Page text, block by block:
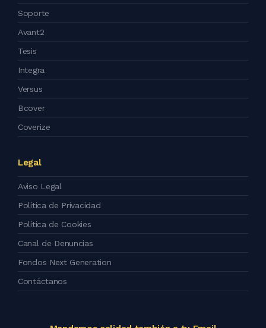
Soporte
Avant2
Tesis
Integra
Versus
Bcover
Coverize
Legal
Aviso Legal
Política de Privacidad
Política de Cookies
Canal de Denuncias
Fondos Next Generation
Contáctanos